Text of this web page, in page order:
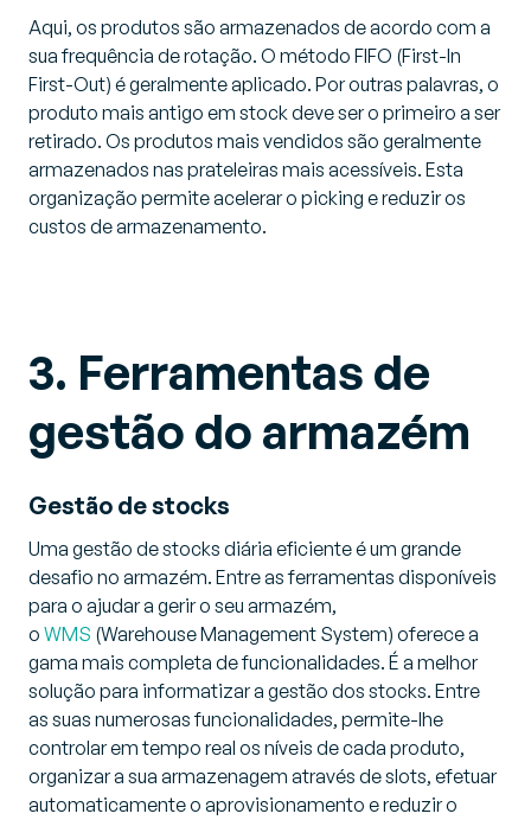
Aqui, os produtos são armazenados de acordo com a
sua frequência de rotação. O método FIFO (First-In
First-Out) é geralmente aplicado. Por outras palavras, o
produto mais antigo em stock deve ser o primeiro a ser
retirado. Os produtos mais vendidos são geralmente
armazenados nas prateleiras mais acessíveis. Esta
organização permite acelerar o picking e reduzir os
custos de armazenamento.
3. Ferramentas de
gestão do armazém
Gestão de stocks
Uma gestão de stocks diária eficiente é um grande
desafio no armazém. Entre as ferramentas disponíveis
para o ajudar a gerir o seu armazém,
o WMS (Warehouse Management System) oferece a
gama mais completa de funcionalidades. É a melhor
solução para informatizar a gestão dos stocks. Entre
as suas numerosas funcionalidades, permite-lhe
controlar em tempo real os níveis de cada produto,
organizar a sua armazenagem através de slots, efetuar
automaticamente o aprovisionamento e reduzir o